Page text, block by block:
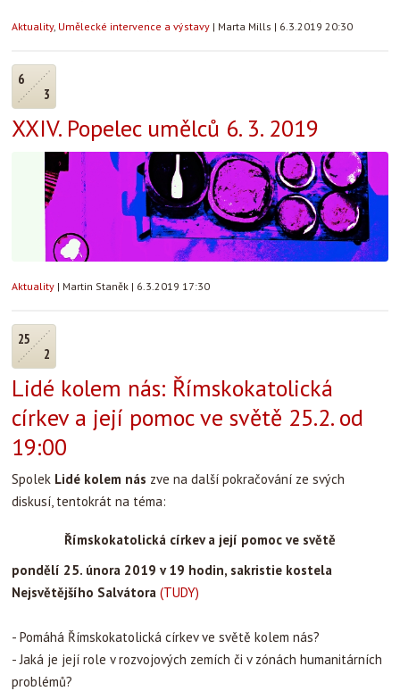
Aktuality, Umělecké intervence a výstavy | Marta Mills | 6.3.2019 20:30
6
3
XXIV. Popelec umělců 6. 3. 2019
Aktuality | Martin Staněk | 6.3.2019 17:30
25
2
Lidé kolem nás: ‎Římskokatolická
církev a její pomoc ve světě 25.2. od
19:00
Spolek Lidé kolem nás zve na další pokračování ze svých
diskusí, tentokrát na téma:
Římskokatolická církev a její pomoc ve světě
pondělí 25. února 2019 v 19 hodin, sakristie kostela
Nejsvětějšího Salvátora (TUDY)
- Pomáhá Římskokatolická církev ve světě kolem nás?
- Jaká je její role v rozvojových zemích či v zónách humanitárních
problémů?